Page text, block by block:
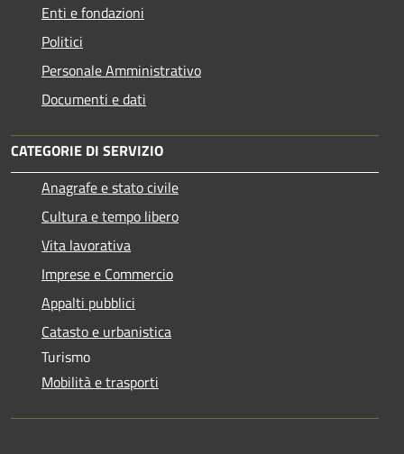
Enti e fondazioni
Politici
Personale Amministrativo
Documenti e dati
CATEGORIE DI SERVIZIO
Anagrafe e stato civile
Cultura e tempo libero
Vita lavorativa
Imprese e Commercio
Appalti pubblici
Catasto e urbanistica
Turismo
Mobilità e trasporti